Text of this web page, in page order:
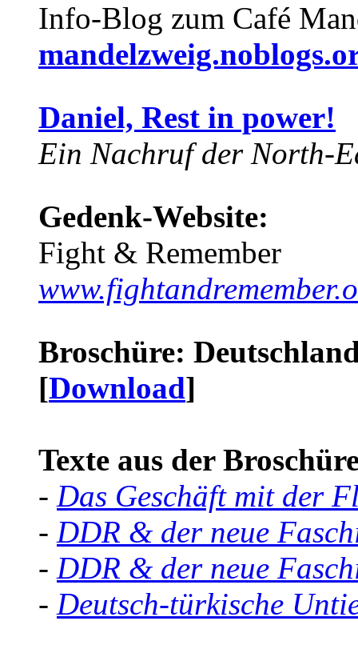
Info-Blog zum Café
Daniel, Rest in power!
Ein Nachruf der North-
Gedenk-Website:
Fight & Remember
Broschüre:
[Download]
Texte aus der
- Das Geschäft mit der
- DDR & der neue
- DDR & der neue
- Deutsch-türkische